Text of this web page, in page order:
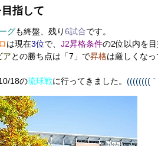
目指して
グも終盤、残り6試合です。
は現在3位で、 J2昇格条件の2位以内を
アとの勝ち点は「7」で昇格は厳しくな
18の琉球戦に行ってきました。 ((((((((